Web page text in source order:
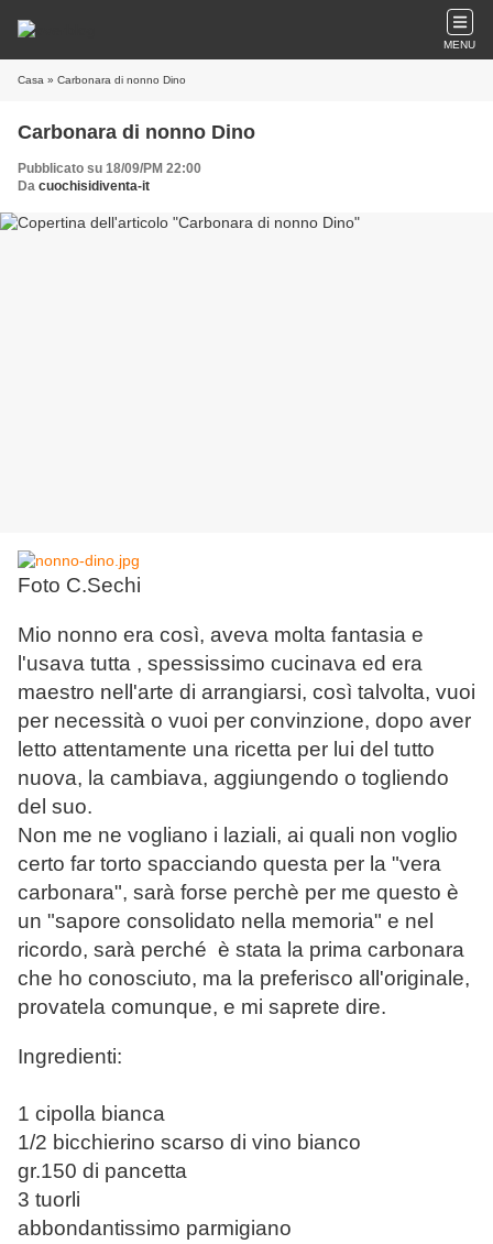
MENU
Casa » Carbonara di nonno Dino
Carbonara di nonno Dino
Pubblicato su 18/09/PM 22:00
Da cuochisidiventa-it
Foto C.Sechi
Mio nonno era così, aveva molta fantasia e
l'usava tutta , spessissimo cucinava ed era
maestro nell'arte di arrangiarsi, così talvolta, vuoi
per necessità o vuoi per convinzione, dopo aver
letto attentamente una ricetta per lui del tutto
nuova, la cambiava, aggiungendo o togliendo
del suo.
Non me ne vogliano i laziali, ai quali non voglio
certo far torto spacciando questa per la "vera
carbonara", sarà forse perchè per me questo è
un "sapore consolidato nella memoria" e nel
ricordo, sarà perché è stata la prima carbonara
che ho conosciuto, ma la preferisco all'originale,
provatela comunque, e mi saprete dire.
Ingredienti:
1 cipolla bianca
1/2 bicchierino scarso di vino bianco
gr.150 di pancetta
3 tuorli
abbondantissimo parmigiano